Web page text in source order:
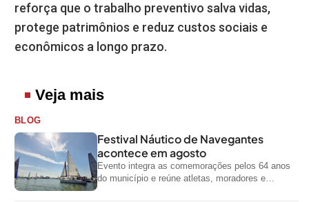
reforça que o trabalho preventivo salva vidas,
protege patrimônios e reduz custos sociais e
econômicos a longo prazo.
Veja mais
BLOG
Festival Náutico de Navegantes
acontece em agosto
Evento integra as comemorações pelos 64 anos
do município e reúne atletas, moradores e